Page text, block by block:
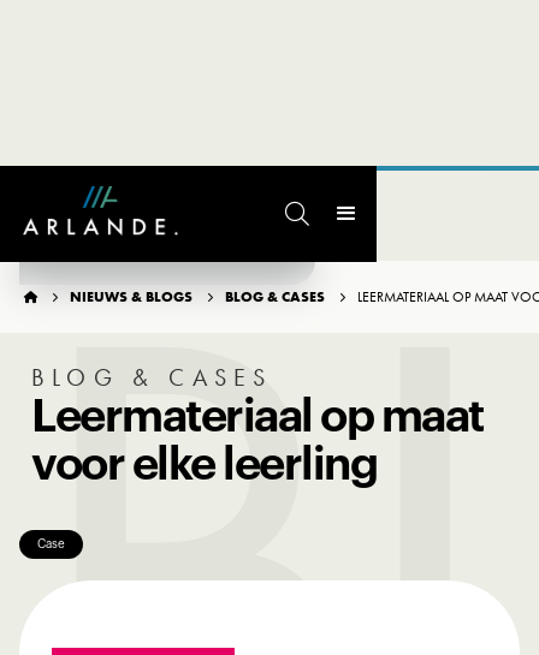

  NIEUWS & BLOGS  BLOG & CASES  LEERMATERIAAL OP MAAT
BLOG & CASES
Leermateriaal op maat
voor elke leerling
Case